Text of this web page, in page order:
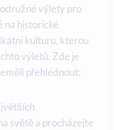
výlety pro
na historické
kulturu, kterou
výletů. Zde je
přehlédnout:
světě a procházejte